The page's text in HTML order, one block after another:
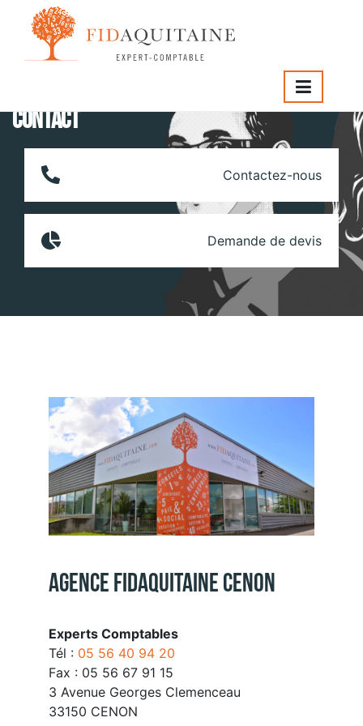
CONTACT
Contactez-nous
Demande de devis
Agence Fidaquitaine Cenon
Experts Comptables
Tél : 05 56 40 94 20
Fax : 05 56 67 91 15
3 Avenue Georges Clemenceau
33150 CENON